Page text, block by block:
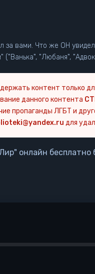
вами. Что же ОН
("Ванька", "Любаня",
контент только
данного контента
пропаганды ЛГБТ и
для
онлайн бесплатно